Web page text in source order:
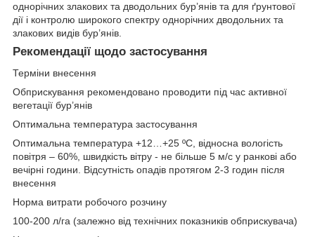
однорічних злакових та дводольних бур’янів та для ґрунтової
дії і контролю широкого спектру однорічних дводольних та
злакових видів бур’янів.
Рекомендації щодо застосування
Терміни внесення
Обприскування рекомендовано проводити під час активної
вегетації бур’янів
Оптимальна температура застосування
Оптимальна температура +12…+25 ºС, відносна вологість
повітря – 60%, швидкість вітру - не більше 5 м/с у ранкові або
вечірні години. Відсутність опадів протягом 2-3 годин після
внесення
Норма витрати робочого розчину
100-200 л/га (залежно від технічних показників обприскувача)